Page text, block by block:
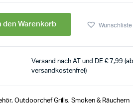
den Warenkorb Wunschliste
Versand nach AT und DE € 7,99
versandkostenfrei)
, Outdoorchef Grills,Smoken & Räuchern